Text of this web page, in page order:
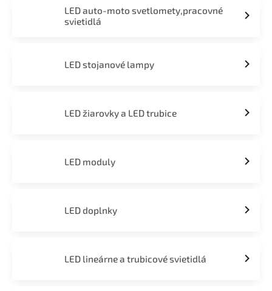
LED auto-moto svetlomety,pracovné
svietidlá
LED stojanové lampy
LED žiarovky a LED trubice
LED moduly
LED doplnky
LED lineárne a trubicové svietidlá